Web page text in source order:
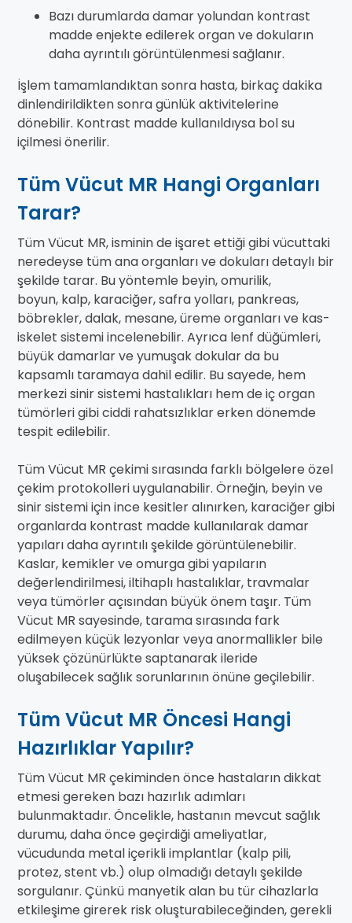
Bazı durumlarda damar yolundan kontrast
madde enjekte edilerek organ ve dokuların
daha ayrıntılı görüntülenmesi sağlanır.
İşlem tamamlandıktan sonra hasta, birkaç dakika
dinlendirildikten sonra günlük aktivitelerine
dönebilir. Kontrast madde kullanıldıysa bol su
içilmesi önerilir.
Tüm Vücut MR Hangi Organları
Tarar?
Tüm Vücut MR, isminin de işaret ettiği gibi vücuttaki
neredeyse tüm ana organları ve dokuları detaylı bir
şekilde tarar. Bu yöntemle beyin, omurilik,
boyun, kalp, karaciğer, safra yolları, pankreas,
böbrekler, dalak, mesane, üreme organları ve kas-
iskelet sistemi incelenebilir. Ayrıca lenf düğümleri,
büyük damarlar ve yumuşak dokular da bu
kapsamlı taramaya dahil edilir. Bu sayede, hem
merkezi sinir sistemi hastalıkları hem de iç organ
tümörleri gibi ciddi rahatsızlıklar erken dönemde
tespit edilebilir.
Tüm Vücut MR çekimi sırasında farklı bölgelere özel
çekim protokolleri uygulanabilir. Örneğin, beyin ve
sinir sistemi için ince kesitler alınırken, karaciğer gibi
organlarda kontrast madde kullanılarak damar
yapıları daha ayrıntılı şekilde görüntülenebilir.
Kaslar, kemikler ve omurga gibi yapıların
değerlendirilmesi, iltihaplı hastalıklar, travmalar
veya tümörler açısından büyük önem taşır. Tüm
Vücut MR sayesinde, tarama sırasında fark
edilmeyen küçük lezyonlar veya anormallikler bile
yüksek çözünürlükte saptanarak ileride
oluşabilecek sağlık sorunlarının önüne geçilebilir.
Tüm Vücut MR Öncesi Hangi
Hazırlıklar Yapılır?
Tüm Vücut MR çekiminden önce hastaların dikkat
etmesi gereken bazı hazırlık adımları
bulunmaktadır. Öncelikle, hastanın mevcut sağlık
durumu, daha önce geçirdiği ameliyatlar,
vücudunda metal içerikli implantlar (kalp pili,
protez, stent vb.) olup olmadığı detaylı şekilde
sorgulanır. Çünkü manyetik alan bu tür cihazlarla
etkileşime girerek risk oluşturabileceğinden, gerekli